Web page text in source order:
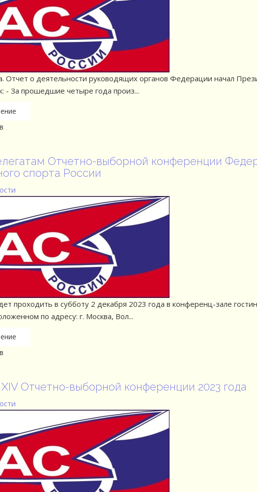
Отчет о деятельности руководящих органов Федерации начал
- За прошедшие четыре года произ...
Отчетно-выборной конференции
спорта России
проходить в субботу 2 декабря 2023 года в конференц-зале
по адресу: г. Москва, Вол...
Отчетно-выборной конференции 2023 года